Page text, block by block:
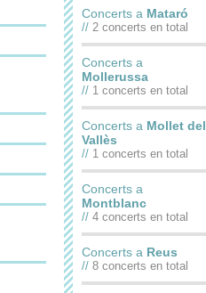
Concerts a Mataró
//2 concerts en total
Concerts a
Mollerussa
//1 concerts en total
Concerts a Mollet del
Vallès
//1 concerts en total
Concerts a
Montblanc
//4 concerts en total
Concerts a Reus
//8 concerts en total